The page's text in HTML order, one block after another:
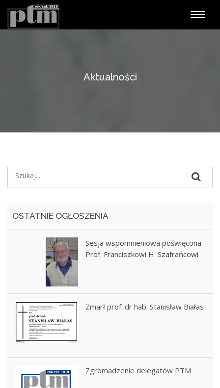
Aktualności
OSTATNIE OGŁOSZENIA
Sesja wspomnieniowa poświęcona
Prof. Franciszkowi H. Szafrańcowi
Zmarł prof. dr hab. Stanisław Białas
Zgromadzenie delegatów PTM